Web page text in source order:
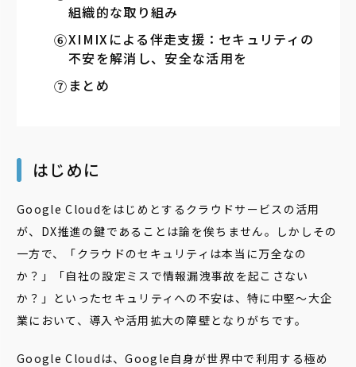
組織的な取り組み
XIMIXによる伴走支援：セキュリティの
不安を解消し、安全な活用を
まとめ
はじめに
Google Cloudをはじめとするクラウドサービスの活用
が、DX推進の鍵であることは論を俟ちません。しかしその
一方で、「クラウドのセキュリティは本当に万全なの
か？」「自社の設定ミスで情報漏洩事故を起こさない
か？」といったセキュリティへの不安は、特に中堅〜大企
業において、導入や活用拡大の障壁となりがちです。
Google Cloudは、Google自身が世界中で利用する極め